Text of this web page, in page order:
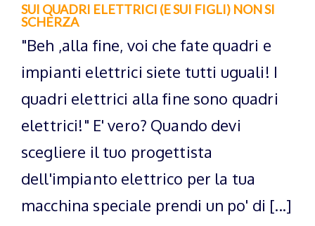
SUI QUADRI ELETTRICI (E SUI FIGLI) NON SI
SCHERZA
"Beh ,alla fine, voi che fate quadri e
impianti elettrici siete tutti uguali! I
quadri elettrici alla fine sono quadri
elettrici!" E' vero? Quando devi
scegliere il tuo progettista
dell'impianto elettrico per la tua
macchina speciale prendi un po' di [...]